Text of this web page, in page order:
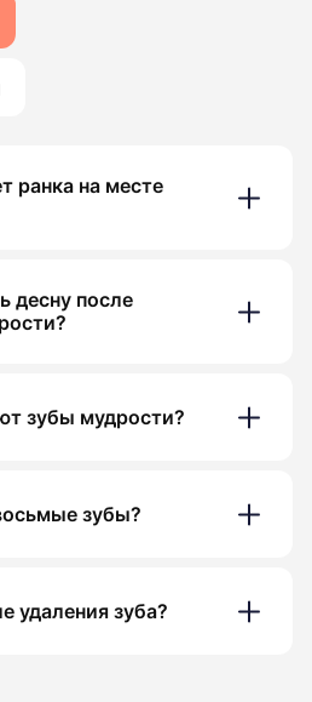
ранка на месте
десну после
зубы мудрости?
зубы?
удаления зуба?